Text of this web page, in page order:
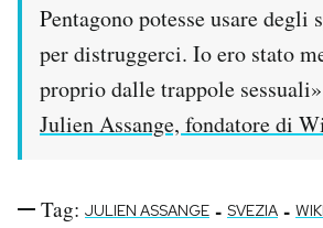
NEWSLETTER
I MIEI PREFERITI
SHOP
Pentagono potesse usare degli
per distruggerci. Io ero stato
proprio dalle trappole sessuali»
Julien Assange, fondatore di
Tag: JULIEN ASSANGE - SVEZIA -